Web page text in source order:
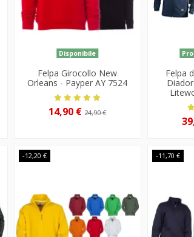
Disponibile
Felpa Girocollo New
Orleans - Payper AY 7524
14,90 €24,90 €
Felpa
-12,20 € -11,70 €